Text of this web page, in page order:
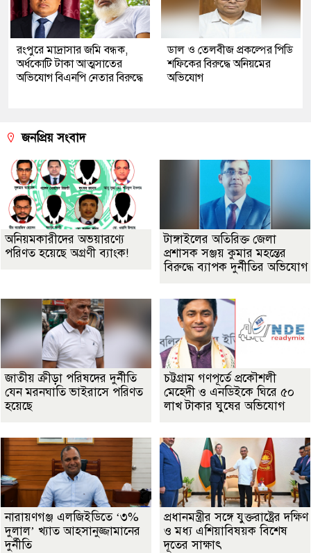
রংপুরে মাদ্রাসার জমি বন্ধক,
অর্ধকোটি টাকা আত্মসাতের
অভিযোগ বিএনপি নেতার বিরুদ্ধে
ডাল ও তেলবীজ প্রকল্পের পিডি
শফিকের বিরুদ্ধে অনিয়মের
অভিযোগ
জনপ্রিয় সংবাদ
অনিয়মকারীদের অভয়ারণ্যে
পরিণত হয়েছে অগ্রণী ব্যাংক!
টাঙ্গাইলের অতিরিক্ত জেলা
প্রশাসক সঞ্জয় কুমার মহন্তের
বিরুদ্ধে ব্যাপক দুর্নীতির অভিযোগ
জাতীয় ক্রীড়া পরিষদের দুর্নীতি
যেন মরনঘাতি ভাইরাসে পরিণত
হয়েছে
চট্টগ্রাম গণপূর্তে প্রকৌশলী
মেহেদী ও এনডিইকে ঘিরে ৫০
লাখ টাকার ঘুষের অভিযোগ
নারায়ণগঞ্জ এলজিইডিতে ‘৩%
দুলাল’ খ্যাত আহসানুজ্জামানের
দুর্নীতি
প্রধানমন্ত্রীর সঙ্গে যুক্তরাষ্ট্রের দক্ষিণ
ও মধ্য এশিয়াবিষয়ক বিশেষ
দূতের সাক্ষাৎ